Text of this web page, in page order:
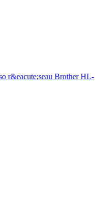
r&eacute;seau Brother HL-